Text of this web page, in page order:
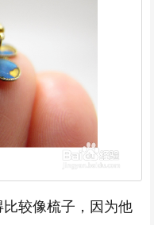
较像梳子，因为他